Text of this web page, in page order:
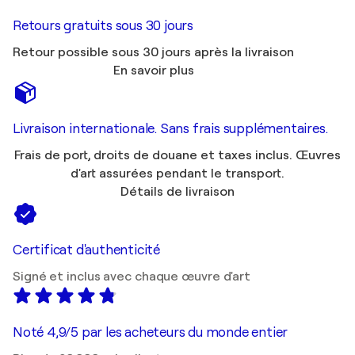
Retours gratuits sous 30 jours
Retour possible sous 30 jours après la livraison
En savoir plus
Livraison internationale. Sans frais supplémentaires.
Frais de port, droits de douane et taxes inclus. Œuvres
d'art assurées pendant le transport.
Détails de livraison
Certificat d'authenticité
Signé et inclus avec chaque œuvre d'art
Noté 4,9/5 par les acheteurs du monde entier